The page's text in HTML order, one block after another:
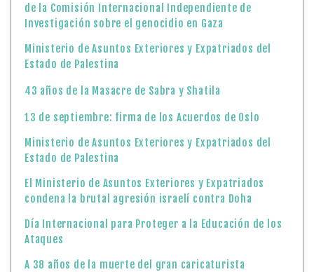
de la Comisión Internacional Independiente de
Investigación sobre el genocidio en Gaza
Ministerio de Asuntos Exteriores y Expatriados del
Estado de Palestina
43 años de la Masacre de Sabra y Shatila
13 de septiembre: firma de los Acuerdos de Oslo
Ministerio de Asuntos Exteriores y Expatriados del
Estado de Palestina
El Ministerio de Asuntos Exteriores y Expatriados
condena la brutal agresión israelí contra Doha
Día Internacional para Proteger a la Educación de los
Ataques
A 38 años de la muerte del gran caricaturista